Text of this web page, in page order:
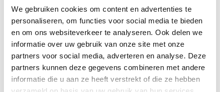
We gebruiken cookies om content en advertenties te
personaliseren, om functies voor social media te bieden
en om ons websiteverkeer te analyseren. Ook delen we
informatie over uw gebruik van onze site met onze
partners voor social media, adverteren en analyse. Deze
partners kunnen deze gegevens combineren met andere
informatie die u aan ze heeft verstrekt of die ze hebben
Heb je vragen over dit product?
Of heb je hulp nodig bij je bestelling? Neem contact op
met onze klantenservice. We helpen je graag verder!
info@allesveilig.nl
+31 (0) 6 82095086